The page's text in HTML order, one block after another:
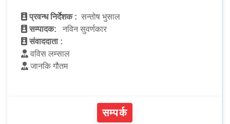
प्रवन्ध निर्देशक : सन्तोष भुसाल
सम्पादक:
नविन सुवर्णकार
संवाददाता :
वविस लम्साल
जानकि गौतम
सम्पर्क